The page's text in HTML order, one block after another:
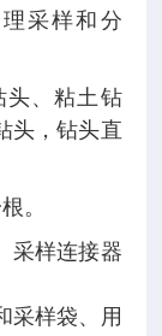
采样和分
头、粘土钻
头，钻头直
。
采样连接器
采样袋、用